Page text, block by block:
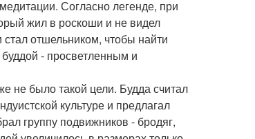
Согласно легенде, при
жил в роскоши и не видел
отшельником, чтобы найти
- просветленным и
не было такой цели. Будда считал
культуре и предлагал
группу подвижников - бродяг,